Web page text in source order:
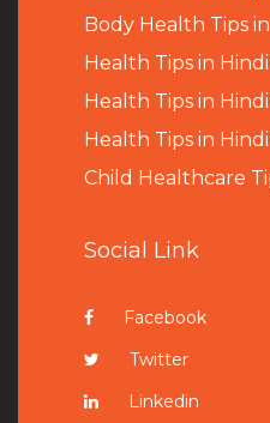
Body Health Tips
Health Tips in
Health Tips in
Health Tips in
Child Healthcare
Social Link
Facebook
Twitter
Linkedin